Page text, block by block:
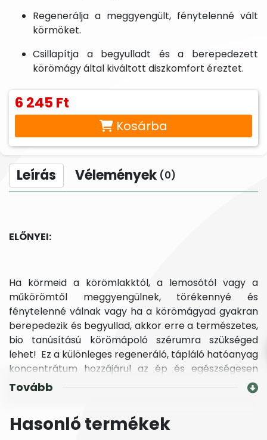
6 245 Ft
Kosárba
Regenerálja a meggyengült, fénytelenné vált
körmöket.
Csillapítja a begyulladt és a berepedezett
körömágy által kiváltott diszkomfort éreztet.
Leírás Vélemények (0)
ELŐNYEI:
Ha körmeid a körömlakktól, a lemosótól vagy a
műkörömtől meggyengülnek, törékennyé és
fénytelenné válnak vagy ha a körömágyad gyakran
berepedezik és begyullad, akkor erre a természetes,
bio tanúsítású körömápoló szérumra szükséged
lehet! Ez a különleges regeneráló, tápláló hatóanyag
koncentrátum hozzájárul az ép és egészségesen
szép körömlemez és körömágy kialakulásához. Nagy
mértékben erősíti a körmeid ellenállóképességét,
regenerációját. A gyártása során nem alkalmazunk
Tovább
Hasonló termékek